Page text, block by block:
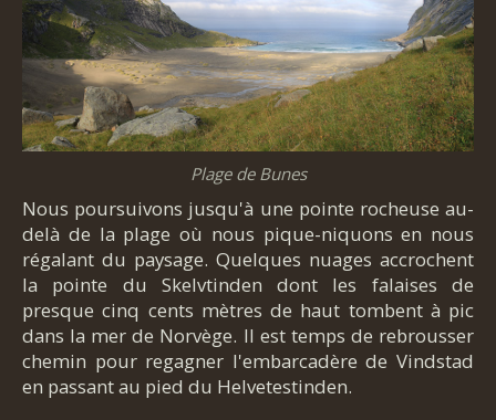
Plage de Bunes
Nous poursuivons jusqu'à une pointe rocheuse au-
delà de la plage où nous pique-niquons en nous
régalant du paysage. Quelques nuages accrochent
la pointe du Skelvtinden dont les falaises de
presque cinq cents mètres de haut tombent à pic
dans la mer de Norvège. Il est temps de rebrousser
chemin pour regagner l'embarcadère de Vindstad
en passant au pied du Helvetestinden.